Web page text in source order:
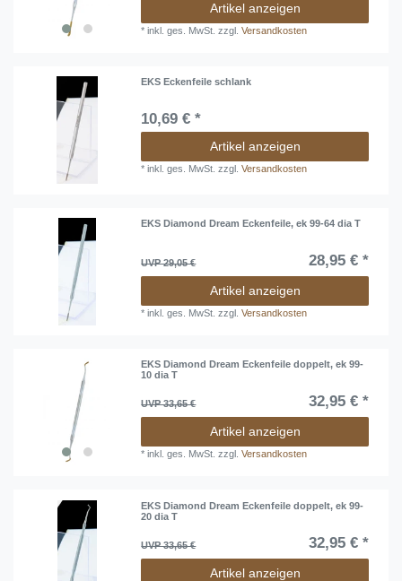
Artikel anzeigen
*inkl. ges. MwSt. zzgl.Versandkosten
EKS Eckenfeile schlank
10,69 € *
Artikel anzeigen
*inkl. ges. MwSt. zzgl.Versandkosten
EKS Diamond Dream Eckenfeile, ek 99-64 dia T
UVP 29,05 € 28,95 € *
Artikel anzeigen
*inkl. ges. MwSt. zzgl.Versandkosten
EKS Diamond Dream Eckenfeile doppelt, ek 99-
10 dia T
UVP 33,65 € 32,95 € *
Artikel anzeigen
*inkl. ges. MwSt. zzgl.Versandkosten
EKS Diamond Dream Eckenfeile doppelt, ek 99-
20 dia T
UVP 33,65 € 32,95 € *
Artikel anzeigen